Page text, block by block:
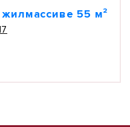
55 м²